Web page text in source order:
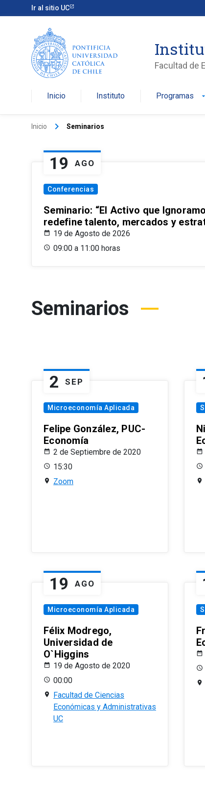
Ir al sitio UC
Facultad de
Inicio Instituto Programas arrow_drop_down
Inicio keyboard_arrow_right Seminarios
19 AGO
Conferencias
Seminario: “El Activo que
redefine talento, mercados y
19 de Agosto de 2026
09:00 a 11:00 horas
Seminarios
2 SEP
Microeconomía Aplicada
Felipe González, PUC-
Economía
2 de Septiembre de 2020
15:30
Zoom
19 AGO
Microeconomía Aplicada
Félix Modrego,
Universidad de
O`Higgins
19 de Agosto de 2020
00:00
Facultad de Ciencias
Económicas y Administrativas
UC